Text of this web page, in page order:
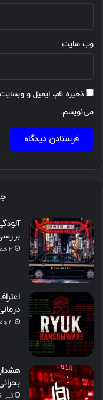
وب‌ سایت
ذخیره نام، ایمیل و
می‌نویسم.
3 هفته پیش
4 هفته پیش
تیر ۱۶, ۱۴۰۵